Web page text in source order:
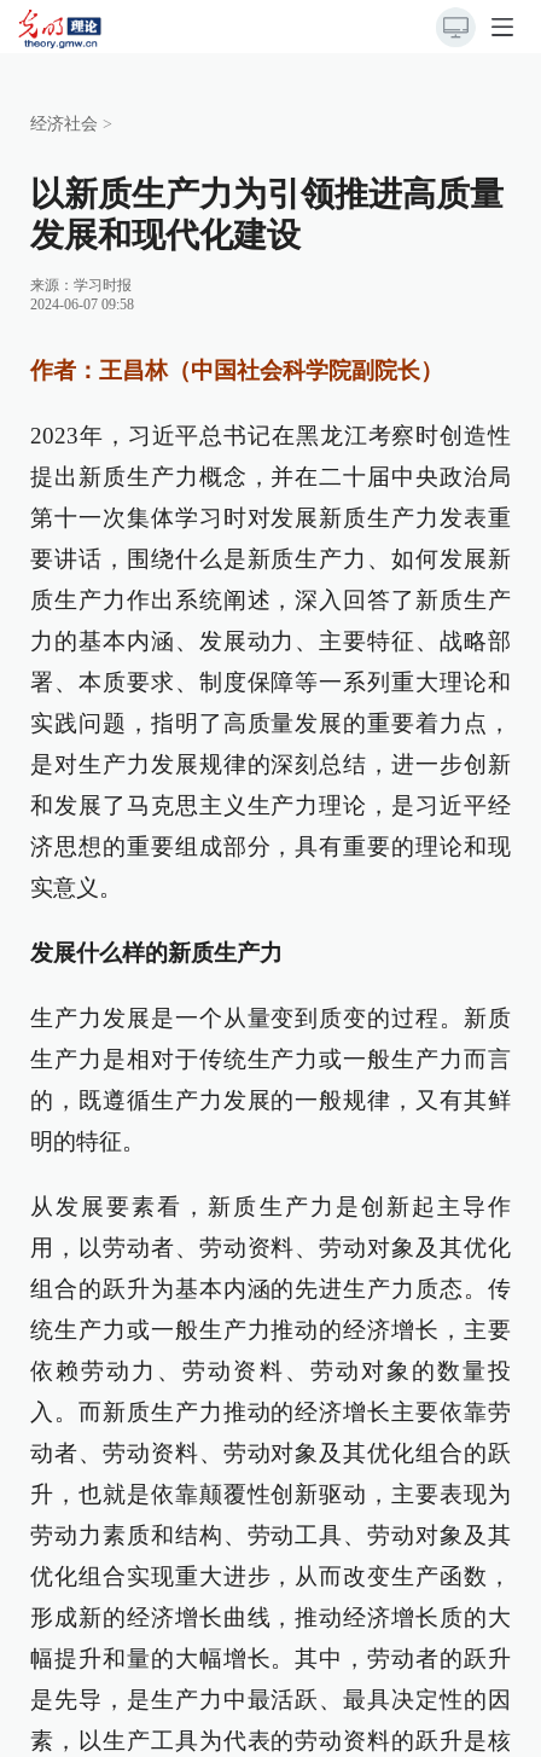
经济社会 >
以新质生产力为引领推进高质量
发展和现代化建设
来源： 学习时报
2024-06-07 09:58
作者：王昌林（中国社会科学院副院长）
2023年，习近平总书记在黑龙江考察时创造性
提出新质生产力概念，并在二十届中央政治局
第十一次集体学习时对发展新质生产力发表重
要讲话，围绕什么是新质生产力、如何发展新
质生产力作出系统阐述，深入回答了新质生产
力的基本内涵、发展动力、主要特征、战略部
署、本质要求、制度保障等一系列重大理论和
实践问题，指明了高质量发展的重要着力点，
是对生产力发展规律的深刻总结，进一步创新
和发展了马克思主义生产力理论，是习近平经
济思想的重要组成部分，具有重要的理论和现
实意义。
发展什么样的新质生产力
生产力发展是一个从量变到质变的过程。新质
生产力是相对于传统生产力或一般生产力而言
的，既遵循生产力发展的一般规律，又有其鲜
明的特征。
从发展要素看，新质生产力是创新起主导作
用，以劳动者、劳动资料、劳动对象及其优化
组合的跃升为基本内涵的先进生产力质态。传
统生产力或一般生产力推动的经济增长，主要
依赖劳动力、劳动资料、劳动对象的数量投
入。而新质生产力推动的经济增长主要依靠劳
动者、劳动资料、劳动对象及其优化组合的跃
升，也就是依靠颠覆性创新驱动，主要表现为
劳动力素质和结构、劳动工具、劳动对象及其
优化组合实现重大进步，从而改变生产函数，
形成新的经济增长曲线，推动经济增长质的大
幅提升和量的大幅增长。其中，劳动者的跃升
是先导，是生产力中最活跃、最具决定性的因
素，以生产工具为代表的劳动资料的跃升是核